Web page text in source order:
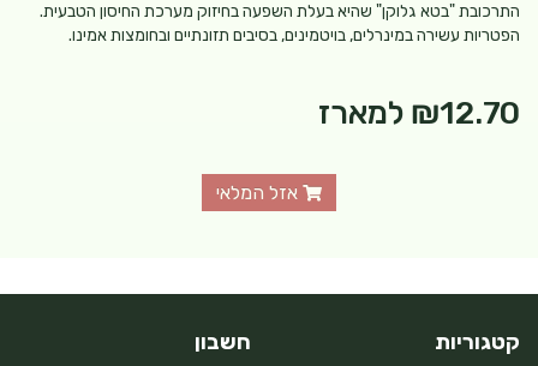
התרכובת "בטא גלוקן" שהיא בעלת השפעה בחיזוק מערכת החיסון הטבעית.
הפטריות עשירה במינרלים, בויטמינים, בסיבים תזונתיים ובחומצות אמינו.
₪12.70 למארז
אזל המלאי
קטגוריות חשבון